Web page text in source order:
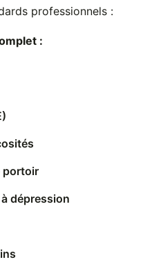
professionnels :
:
portoir
dépression